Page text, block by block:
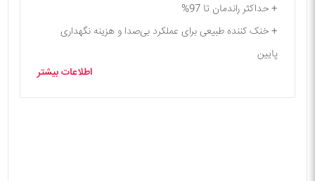
+ حداکثر راندمان تا 97%
+ خنک کننده طبیعی برای عملکرد بی‌صدا و هزینه نگهداری
پایین
اطلاعات بیشتر